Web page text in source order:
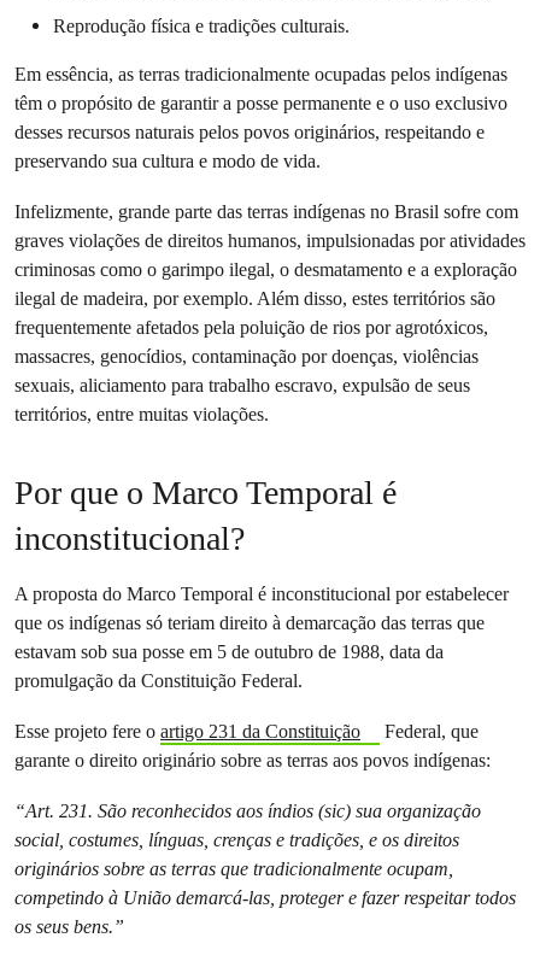
Reprodução física e tradições culturais.
Em essência, as terras tradicionalmente ocupadas pelos indígenas
têm o propósito de garantir a posse permanente e o uso exclusivo
desses recursos naturais pelos povos originários, respeitando e
preservando sua cultura e modo de vida.
Infelizmente, grande parte das terras indígenas no Brasil sofre com
graves violações de direitos humanos, impulsionadas por atividades
criminosas como o garimpo ilegal, o desmatamento e a exploração
ilegal de madeira, por exemplo. Além disso, estes territórios são
frequentemente afetados pela poluição de rios por agrotóxicos,
massacres, genocídios, contaminação por doenças, violências
sexuais, aliciamento para trabalho escravo, expulsão de seus
territórios, entre muitas violações.
Por que o Marco Temporal é
inconstitucional?
A proposta do Marco Temporal é inconstitucional por estabelecer
que os indígenas só teriam direito à demarcação das terras que
estavam sob sua posse em 5 de outubro de 1988, data da
promulgação da Constituição Federal.
Esse projeto fere o artigo 231 da Constituição
Federal, que
garante o direito originário sobre as terras aos povos indígenas:
“Art. 231. São reconhecidos aos índios (sic) sua organização
social, costumes, línguas, crenças e tradições, e os direitos
originários sobre as terras que tradicionalmente ocupam,
competindo à União demarcá-las, proteger e fazer respeitar todos
os seus bens.”